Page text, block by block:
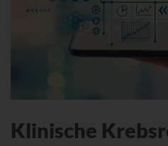
Klinische